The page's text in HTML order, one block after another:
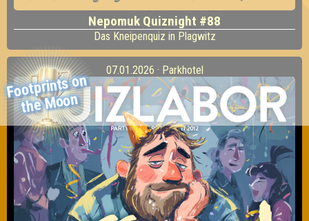
Nepomuk Quiznight #88
Das Kneipenquiz in Plagwitz
Footprints on
the
Moon
07.01.2026 · Parkhotel